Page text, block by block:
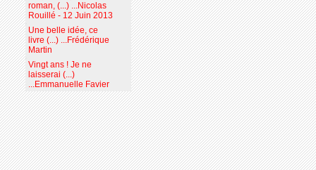
roman, (...) ...Nicolas
Rouillé - 12 Juin 2013
Une belle idée, ce
livre (...) ...Frédérique
Martin
Vingt ans ! Je ne
laisserai (...)
...Emmanuelle Favier